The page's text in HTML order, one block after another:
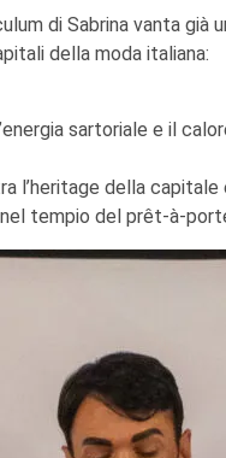
di Sabrina vanta
della moda italiana:
sartoriale e il
l’heritage della
nel tempio del prêt-à-